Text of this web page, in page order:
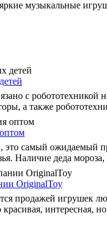
с робототехникой
а также
самый ожидаемый
Наличие деда мороза,
OriginalToy
продажей игрушек
интересная, но